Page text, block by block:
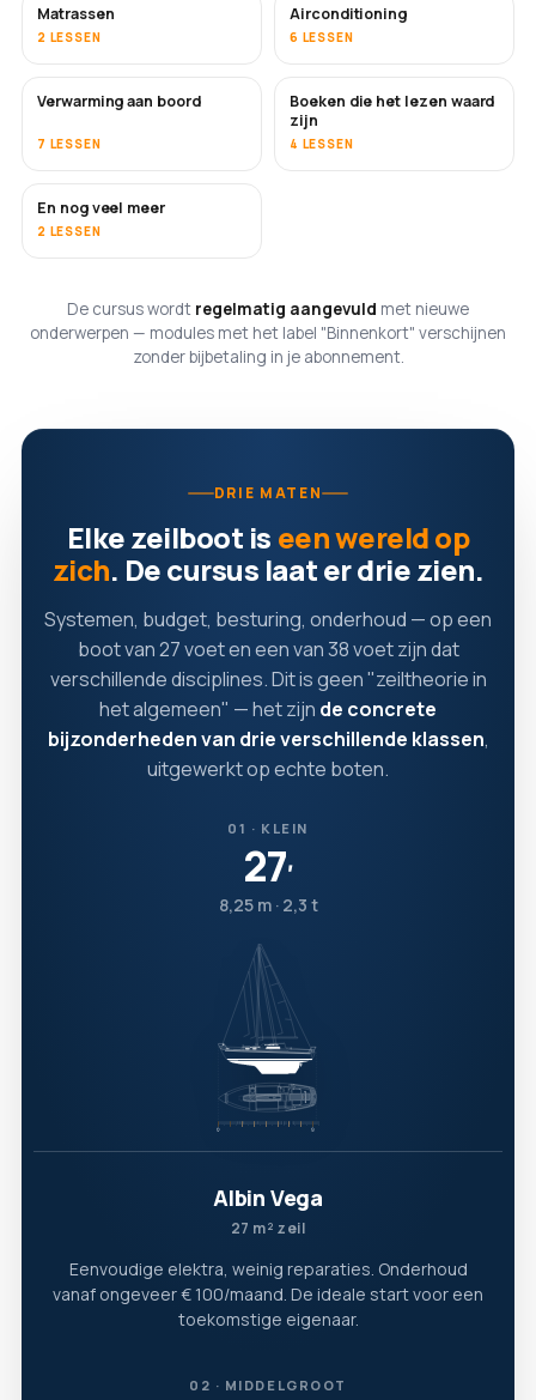
Matrassen
2 LESSEN
BINNENKORT
Airconditioning
6 LESSEN
BINNENKORT
Verwarming aan boord
7 LESSEN
BINNENKORT
Boeken die het lezen waard
zijn
4 LESSEN
BINNENKORT
En nog veel meer
2 LESSEN
De cursus wordt regelmatig aangevuld met nieuwe
onderwerpen — modules met het label "Binnenkort" verschijnen
zonder bijbetaling in je abonnement.
DRIE MATEN
Elke zeilboot is een wereld op
zich. De cursus laat er drie zien.
Systemen, budget, besturing, onderhoud — op een
boot van 27 voet en een van 38 voet zijn dat
verschillende disciplines. Dit is geen "zeiltheorie in
het algemeen" — het zijn de concrete
bijzonderheden van drie verschillende klassen,
uitgewerkt op echte boten.
01 · KLEIN
27′
8,25 m · 2,3 t
Albin Vega
27 m² zeil
Eenvoudige elektra, weinig reparaties. Onderhoud
vanaf ongeveer € 100/maand. De ideale start voor een
toekomstige eigenaar.
02 · MIDDELGROOT